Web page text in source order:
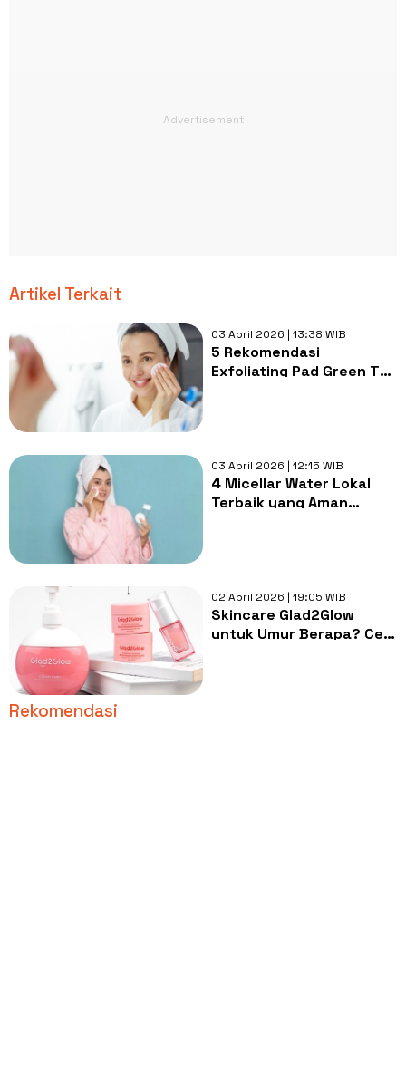
Artikel Terkait
03 April 2026 | 13:38 WIB
5 Rekomendasi
Exfoliating Pad Green Tea
03 April 2026 | 12:15 WIB
4 Micellar Water Lokal
Terbaik yang Aman
02 April 2026 | 19:05 WIB
Skincare Glad2Glow
untuk Umur Berapa? Cek
Rekomendasi